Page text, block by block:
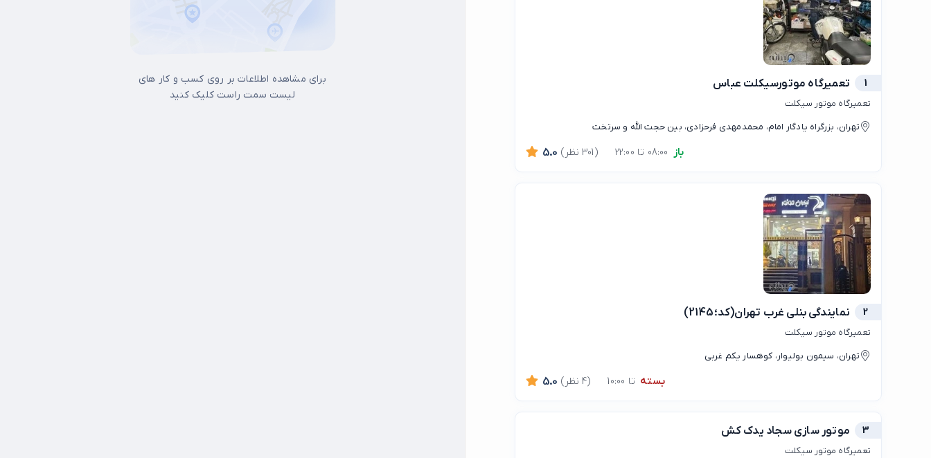
1 تعمیرگاه موتورسیکلت عباس
تعمیرگاه موتور سیکلت
تهران، بزرگراه یادگار امام، محمدمهدی فرحزادی، بین حجت الله و سرتخت
باز 5.0 (301 نظر)
2 نمایندگی بنلی غرب تهران(کد؛2145)
تعمیرگاه موتور سیکلت
تهران، سیمون بولیوار، کوهسار یکم غربی
بسته تا 10:00 5.0 (4 نظر)
3 موتور سازی سجاد یدک کش
تعمیرگاه موتور سیکلت
برای مشاهده اطلاعات بر روی کسب و کار های
لیست سمت راست کلیک کنید